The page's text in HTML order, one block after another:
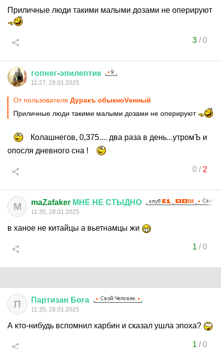
Приличные люди такими малыми дозами не оперируют
3/0
гопнег-эпилептик
11:27, 28.01.2025
От пользователя Дуракъ обыкноVенный
Приличные люди такими малыми дозами не оперируют
Колашнегов, 0,375.... два раза в день...утромЪ и
опосля дневного сна !
0/ 2
M maZafaker МНЕ НЕ СТЫДНО
11:35, 28.01.2025
в ханое не китайцы а вьетнамцы жи
1 /0
П Партизан Бога
11:35, 28.01.2025
А кто-нибудь вспомнил харбин и сказал ушла эпоха?
1 /0